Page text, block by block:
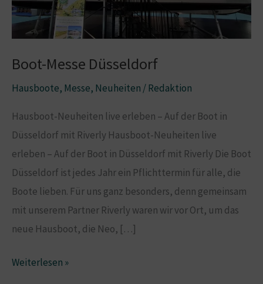
Boot-Messe Düsseldorf
Hausboote, Messe, Neuheiten /Redaktion
Hausboot-Neuheiten live erleben – Auf der Boot in
Düsseldorf mit Riverly Hausboot-Neuheiten live
erleben – Auf der Boot in Düsseldorf mit Riverly Die Boot
Düsseldorf ist jedes Jahr ein Pflichttermin für alle, die
Boote lieben. Für uns ganz besonders, denn gemeinsam
mit unserem Partner Riverly waren wir vor Ort, um das
neue Hausboot, die Neo, […]
Boot-
Weiterlesen »